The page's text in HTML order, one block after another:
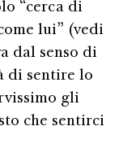
“cerca di
lui” (vedi
dal senso di
di sentire lo
gli
che sentirci